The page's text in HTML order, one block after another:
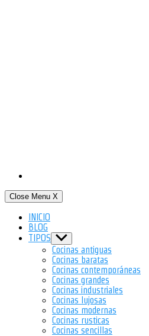
Close Menu X
INICIO
BLOG
TIPOS Show
sub
menu
Cocinas antiguas
Cocinas baratas
Cocinas contemporáneas
Cocinas grandes
Cocinas industriales
Cocinas lujosas
Cocinas modernas
Cocinas rusticas
Cocinas sencillas